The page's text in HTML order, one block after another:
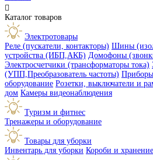

Каталог товаров
Электротовары
Реле (пускатели, контакторы) Шины
устройства (ИБП,АКБ) Домофоны
Электросчетчики (трансформаторы тока)
(УПП,Преобразователь частоты) Приборы
оборудование Розетки, выключатели и
дом Камеры видеонаблюдения
Туризм и фитнес
Тренажеры и оборудование
Товары для уборки
Инвентарь для уборки Короби и